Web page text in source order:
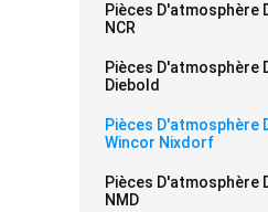
Pièces D'atmosphère
NCR
Pièces D'atmosphère
Diebold
Pièces D'atmosphère
Wincor Nixdorf
Pièces D'atmosphère
NMD